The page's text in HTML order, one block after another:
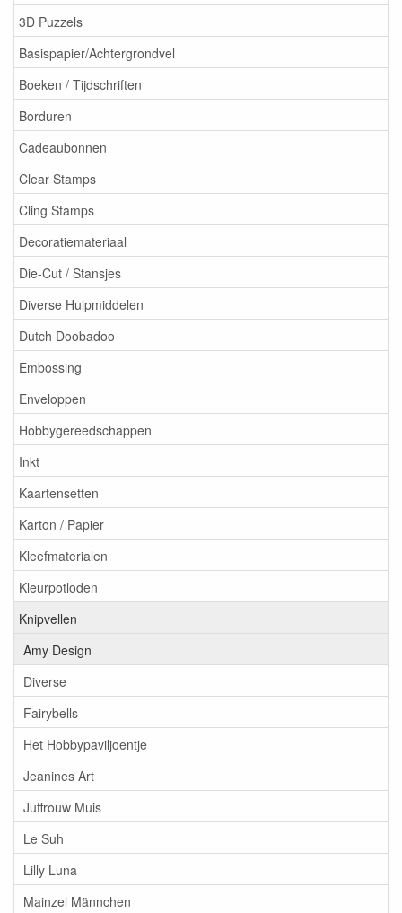
3D Puzzels
Basispapier/Achtergrondvel
Boeken / Tijdschriften
Borduren
Cadeaubonnen
Clear Stamps
Cling Stamps
Decoratiemateriaal
Die-Cut / Stansjes
Diverse Hulpmiddelen
Dutch Doobadoo
Embossing
Enveloppen
Hobbygereedschappen
Inkt
Kaartensetten
Karton / Papier
Kleefmaterialen
Kleurpotloden
Knipvellen
Amy Design
Diverse
Fairybells
Het Hobbypaviljoentje
Jeanines Art
Juffrouw Muis
Le Suh
Lilly Luna
Mainzel Männchen